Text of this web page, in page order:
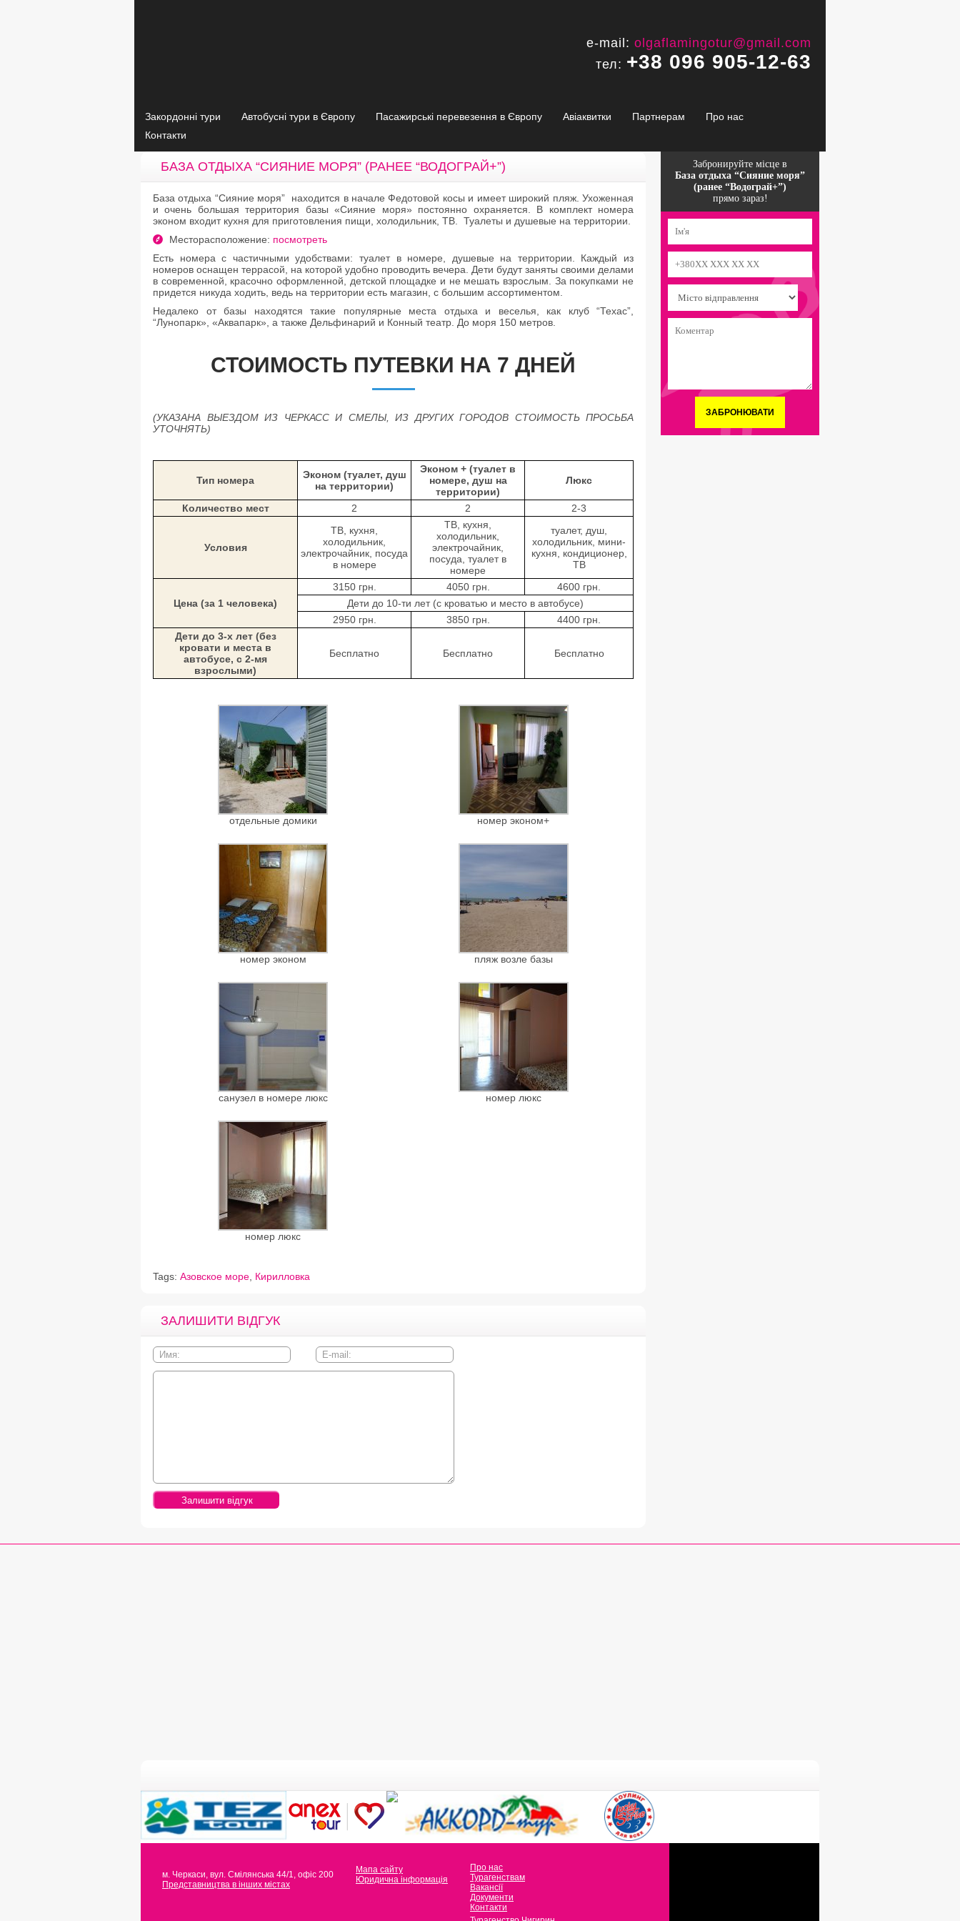
e-mail: olgaflamingotur@gmail.com
тел: +38 096 905-12-63
Закордонні тури Автобусні тури в Європу Пасажирські перевезення в Європу Авіаквитки Партнерам
Про нас
Контакти
БАЗА ОТДЫХА “СИЯНИЕ МОРЯ” (РАНЕЕ “ВОДОГРАЙ+”)
База отдыха “Сияние моря” находится в начале Федотовой косы и имеет широкий пляж. Ухоженная
и очень большая территория базы «Сияние моря» постоянно охраняется. В комплект номера
эконом входит кухня для приготовления пищи, холодильник, ТВ. Туалеты и душевые на территории.
Месторасположение: посмотреть
Есть номера с частичными удобствами: туалет в номере, душевые на территории. Каждый из
номеров оснащен террасой, на которой удобно проводить вечера. Дети будут заняты своими делами
в современной, красочно оформленной, детской площадке и не мешать взрослым. За покупками не
придется никуда ходить, ведь на территории есть магазин, с большим ассортиментом.
Недалеко от базы находятся такие популярные места отдыха и веселья, как клуб “Техас”,
“Лунопарк», «Аквапарк», а также Дельфинарий и Конный театр. До моря 150 метров.
СТОИМОСТЬ ПУТЕВКИ НА 7 ДНЕЙ
(УКАЗАНА ВЫЕЗДОМ ИЗ ЧЕРКАСС И СМЕЛЫ, ИЗ ДРУГИХ ГОРОДОВ СТОИМОСТЬ ПРОСЬБА
УТОЧНЯТЬ)
Тип номера
Эконом (туалет, душ
на территории)
Эконом + (туалет в
номере, душ на
территории)
Люкс
Количество мест 2 2 2-3
Условия
ТВ, кухня,
холодильник,
электрочайник, посуда
в номере
ТВ, кухня,
холодильник,
электрочайник,
посуда, туалет в
номере
туалет, душ,
холодильник, мини-
кухня, кондиционер,
ТВ
Цена (за 1 человека)
3150 грн. 4050 грн.
4600 грн.
Дети до 10-ти лет (с кроватью и место в автобусе)
2950 грн.
3850 грн.
4400 грн.
Дети до 3-х лет (без
кровати и места в
автобусе, с 2-мя
взрослыми)
Бесплатно Бесплатно Бесплатно
отдельные домики номер эконом+
номер эконом пляж возле базы
санузел в номере люкс номер люкс
номер люкс
Tags: Азовское море Кирилловка
ЗАЛИШИТИ ВІДГУК
Забронируйте місце в
База отдыха “Сияние моря”
(ранее “Водограй+”)
прямо зараз!
ЗАБРОНЮВАТИ
м. Черкаси вул. Смілянська 44/1, офіс 200
Представництва в інших містах
Мапа сайту
Юридична інформація
Про нас
Турагенствам
Вакансії
Документи
Контакти